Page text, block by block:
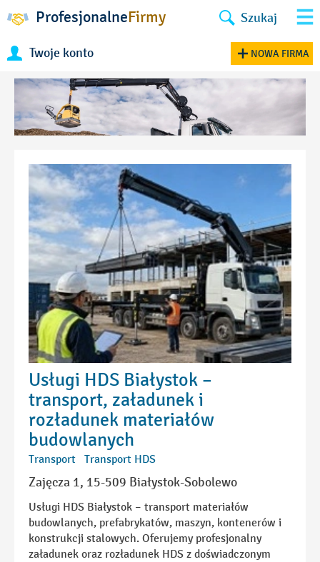
ProfesjonalneFirmy Szukaj
Twoje konto NOWA FIRMA
Usługi HDS Białystok –
transport, załadunek i
rozładunek materiałów
budowlanych
Transport Transport HDS
Zajęcza 1, 15-509 Białystok-Sobolewo
Usługi HDS Białystok – transport materiałów
budowlanych, prefabrykatów, maszyn, kontenerów i
konstrukcji stalowych. Oferujemy profesjonalny
załadunek oraz rozładunek HDS z doświadczonym